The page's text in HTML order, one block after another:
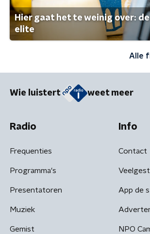
Hier gaat het te weinig over:
elite
Alle
Wie luistert weet meer
Radio
Frequenties
Programma's
Presentatoren
Muziek
Gemist
Info
Contact
App de
NPO